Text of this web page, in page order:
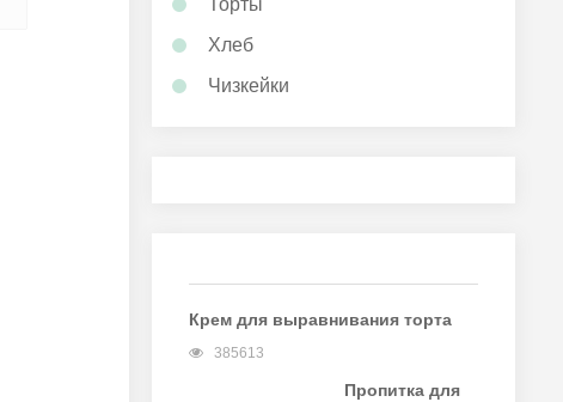
Торты
Хлеб
Чизкейки
Крем для выравнивания торта
385613
Пропитка для